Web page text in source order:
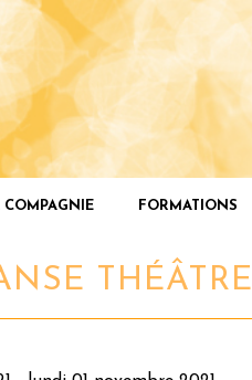
COMPAGNIE FORMATIONS
THÉÂTRE